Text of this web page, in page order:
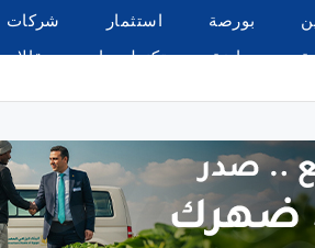
بورصة استثمار شركات
رياضة تكنولوجيا مقالات